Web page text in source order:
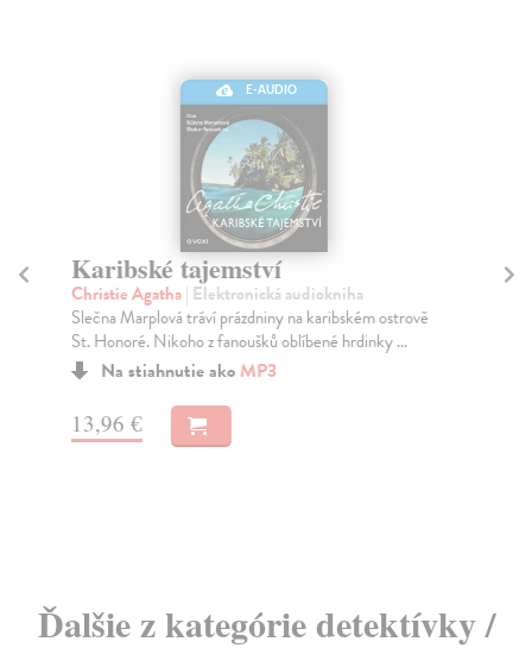
E-AUDIO
Karibské tajemství
Christie Agatha| Elektronická audiokniha
Slečna Marplová tráví prázdniny na karibském ostrově
St. Honoré. Nikoho z fanoušků oblíbené hrdinky ...
Na stiahnutie akoMP3
13,96 €
Ďalšie z kategórie detektívky /